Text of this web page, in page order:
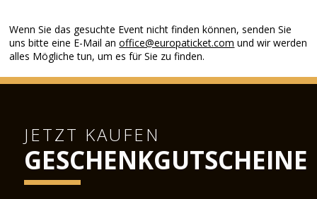
Wenn Sie das gesuchte Event nicht finden können, senden Sie
uns bitte eine E-Mail anoffice@europaticket.com und wir werden
alles Mögliche tun, um es für Sie zu finden.
JETZT KAUFEN
GESCHENKGUTSCHEINE